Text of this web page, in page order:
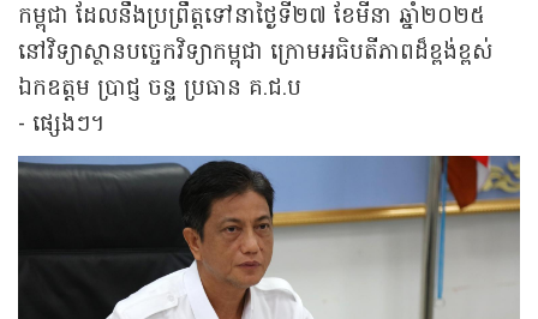
កម្ពុជា ដែលនឹងប្រព្រឹត្តទៅនាថ្ងៃទី២៧ ខែមីនា ឆ្នាំ២០២៥
នៅវិទ្យាស្ថានបច្ចេកវិទ្យាកម្ពុជា ក្រោមអធិបតីភាពដ៏ខ្ពង់ខ្ពស់
ឯកឧត្តម ប្រាជ្ញ ចន្ទ ប្រធាន គ.ជ.ប
- ផ្សេងៗ។